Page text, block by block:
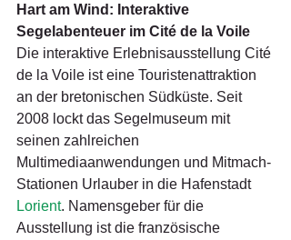
Hart am Wind: Interaktive
Segelabenteuer im Cité de la Voile
Die interaktive Erlebnisausstellung Cité
de la Voile ist eine Touristenattraktion
an der bretonischen Südküste. Seit
2008 lockt das Segelmuseum mit
seinen zahlreichen
Multimediaanwendungen und Mitmach-
Stationen Urlauber in die Hafenstadt
Lorient. Namensgeber für die
Ausstellung ist die französische